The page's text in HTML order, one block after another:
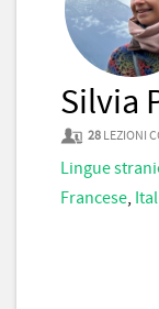
Silvia
28 LEZIONI
Lingue
Francese,